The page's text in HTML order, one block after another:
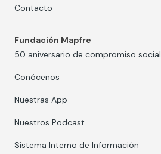
Contacto
Fundación Mapfre
50 aniversario de compromiso social
Conócenos
Nuestras App
Nuestros Podcast
Sistema Interno de Información